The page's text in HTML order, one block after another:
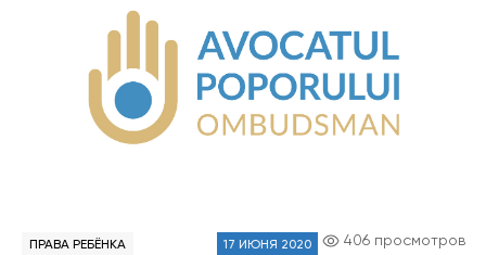
ПРАВА РЕБЁНКА 17 ИЮНЯ 2020 406 просмотров